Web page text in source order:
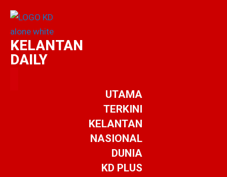
KELANTAN
DAILY
UTAMA
TERKINI
KELANTAN
NASIONAL
DUNIA
KD PLUS